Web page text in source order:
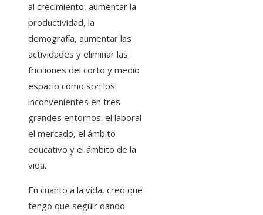
al crecimiento, aumentar la
productividad, la
demografía, aumentar las
actividades y eliminar las
fricciones del corto y medio
espacio como son los
inconvenientes en tres
grandes entornos: el laboral
el mercado, el ámbito
educativo y el ámbito de la
vida.
En cuanto a la vida, creo que
tengo que seguir dando